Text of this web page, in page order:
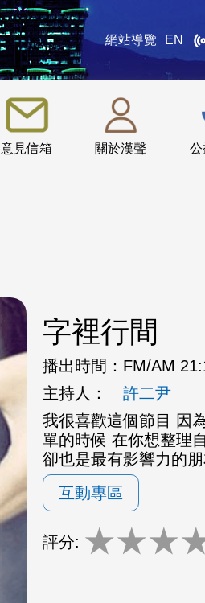
網站導覽 EN
意見信箱 關於漢聲 公
:::
字裡行間
播出時間： FM/AM
主持人：
許二尹
我很喜歡這個節目 因
單的時候 在你想整理
卻也是最有影響力的
互動專區
評分: ★★★